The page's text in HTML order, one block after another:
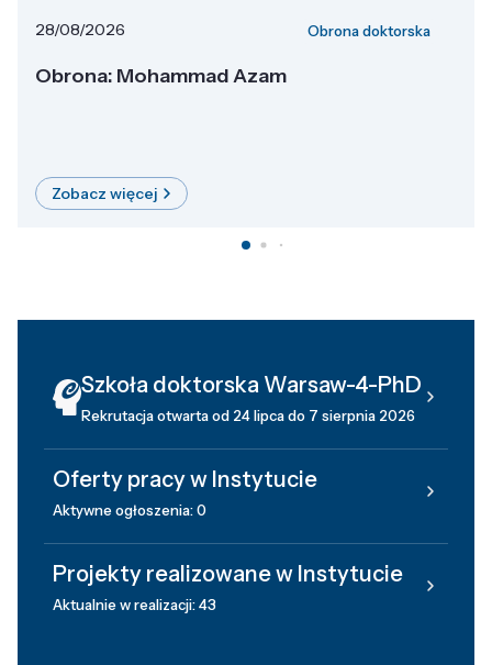
28/08/2026 Obrona doktorska
Obrona: Mohammad Azam
Zobacz więcej
Szkoła doktorska Warsaw-4-PhD
Rekrutacja otwarta od 24 lipca do 7 sierpnia 2026
Oferty pracy w Instytucie
Aktywne ogłoszenia: 0
Projekty realizowane w Instytucie
Aktualnie w realizacji: 43